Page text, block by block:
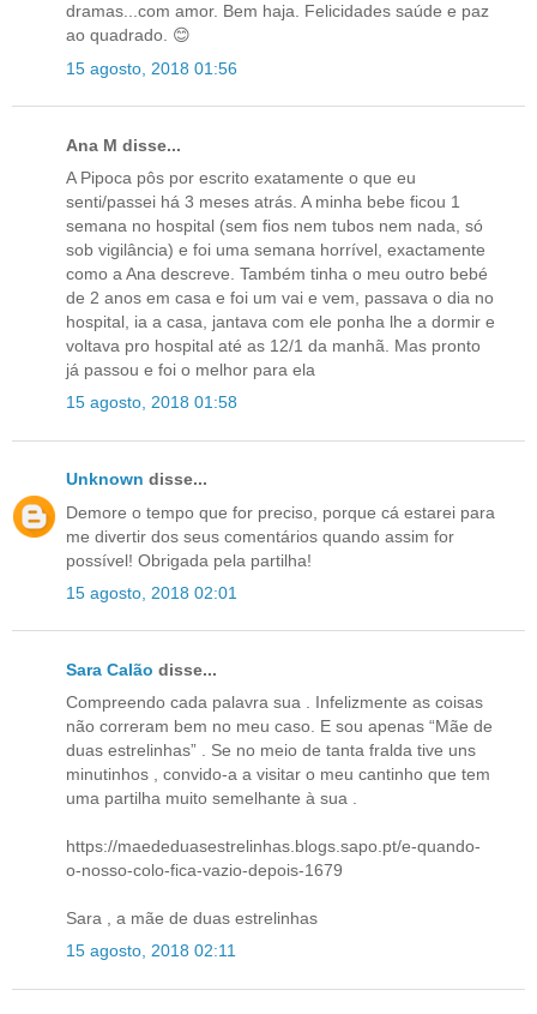
dramas...com amor. Bem haja. Felicidades saúde e paz
ao quadrado. 😊
15 agosto, 2018 01:56
Ana M disse...
A Pipoca pôs por escrito exatamente o que eu
senti/passei há 3 meses atrás. A minha bebe ficou 1
semana no hospital (sem fios nem tubos nem nada, só
sob vigilância) e foi uma semana horrível, exactamente
como a Ana descreve. Também tinha o meu outro bebé
de 2 anos em casa e foi um vai e vem, passava o dia no
hospital, ia a casa, jantava com ele ponha lhe a dormir e
voltava pro hospital até as 12/1 da manhã. Mas pronto
já passou e foi o melhor para ela
15 agosto, 2018 01:58
Unknown disse...
Demore o tempo que for preciso, porque cá estarei para
me divertir dos seus comentários quando assim for
possível! Obrigada pela partilha!
15 agosto, 2018 02:01
Sara Calão disse...
Compreendo cada palavra sua . Infelizmente as coisas
não correram bem no meu caso. E sou apenas “Mãe de
duas estrelinhas” . Se no meio de tanta fralda tive uns
minutinhos , convido-a a visitar o meu cantinho que tem
uma partilha muito semelhante à sua .
https://maededuasestrelinhas.blogs.sapo.pt/e-quando-
o-nosso-colo-fica-vazio-depois-1679
Sara , a mãe de duas estrelinhas
15 agosto, 2018 02:11